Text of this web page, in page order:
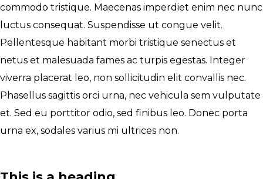
commodo tristique. Maecenas imperdiet enim nec nunc
luctus consequat. Suspendisse ut congue velit.
Pellentesque habitant morbi tristique senectus et
netus et malesuada fames ac turpis egestas. Integer
viverra placerat leo, non sollicitudin elit convallis nec.
Phasellus sagittis orci urna, nec vehicula sem vulputate
et. Sed eu porttitor odio, sed finibus leo. Donec porta
urna ex, sodales varius mi ultrices non.